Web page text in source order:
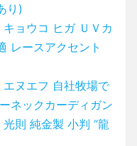
り)
ョウコ ヒガ ＵＶカ
レースアクセント
ヌエフ 自社牧場で
ネックカーディガン
則 純金製 小判 “龍